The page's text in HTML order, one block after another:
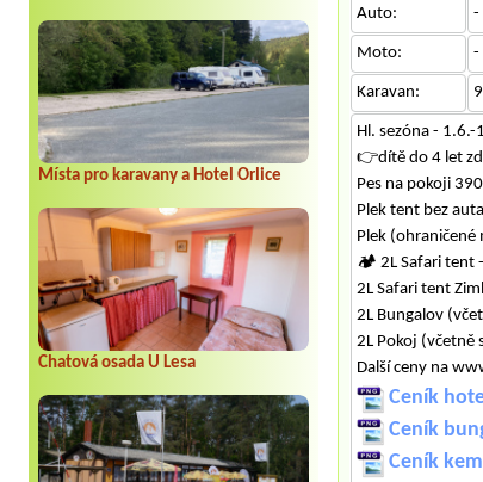
Místa pro karavany a Hotel Orlice
Chatová osada U Lesa
Auto: -
Moto: -
Karavan:
Hl. sezóna - 1.6.-
👉dítě do 4 let
Pes na pokoji
Plek tent bez
Plek
🏕️ 2L Safari tent
2L Safari tent
2L Bungalov
2L Pokoj
Další ceny na
Ceník
Ceník
Ceník